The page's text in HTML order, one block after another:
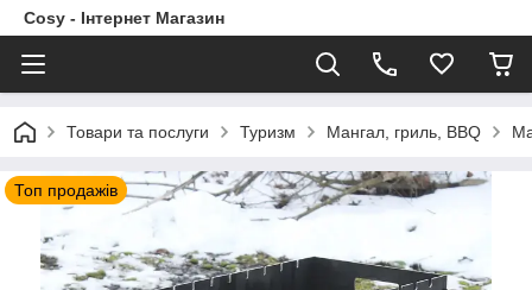
Cosy - Інтернет Магазин
Товари та послуги Туризм Мангал, гриль, BBQ
Топ продажів